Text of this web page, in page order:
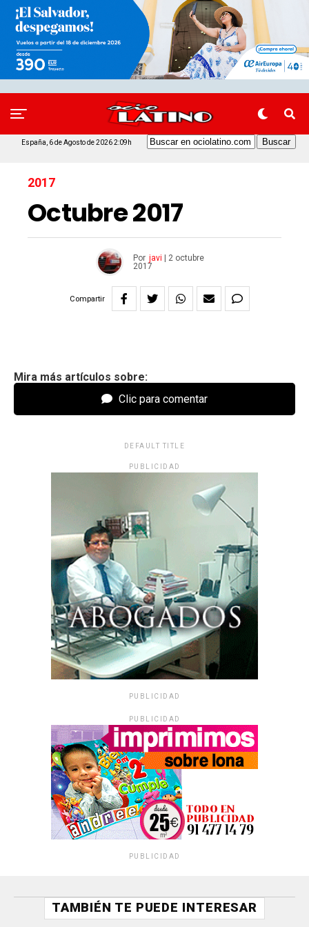
España, 6 de Agosto de 2026 2:09h
2017
Octubre 2017
Por javi
2 octubre
2017
Compartir
Mira más artículos sobre:
Clic para comentar
DEFAULT TITLE
PUBLICIDAD
PUBLICIDAD
PUBLICIDAD
PUBLICIDAD
TAMBIÉN TE PUEDE INTERESAR